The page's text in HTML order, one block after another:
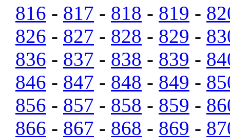
816 - 817 - 818 - 819 -
826 - 827 - 828 - 829 -
836 - 837 - 838 - 839 -
846 - 847 - 848 - 849 -
856 - 857 - 858 - 859 -
866 - 867 - 868 - 869 -